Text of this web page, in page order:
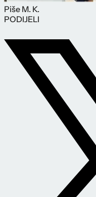
Piše M. K.
PODIJELI